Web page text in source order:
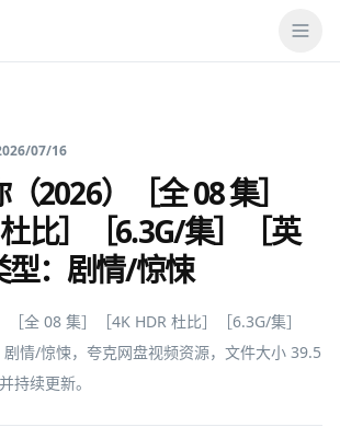
07/16
2026）［全 08 集］
杜比］［6.3G/集］［英
型：剧情/惊悚
全 08 集］［4K HDR 杜比］［6.3G/集］
剧情/惊悚，夸克网盘视频资源，文件大小 39.5
持续更新。